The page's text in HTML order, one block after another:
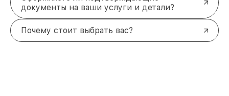
документы на ваши услуги и детали?
Почему стоит выбрать вас?